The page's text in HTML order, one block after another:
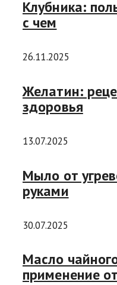
Клубника:
с чем
26.11.2025
Желатин:
здоровья
13.07.2025
Мыло от
руками
30.07.2025
Масло
применение